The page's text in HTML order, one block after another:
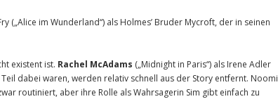
im Wunderland“) als Holmes’ Bruder Mycroft, der in seinen
existent ist. Rachel McAdams („Midnight in Paris“) als Irene Adler
dabei waren, werden relativ schnell aus der Story entfernt. Noomi
routiniert, aber ihre Rolle als Wahrsagerin Sim gibt einfach zu